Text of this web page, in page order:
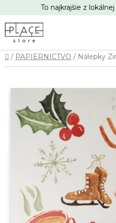
na
obsah
To najkrajšie z
Domov
/ PAPIERNICTVO / Nálepky